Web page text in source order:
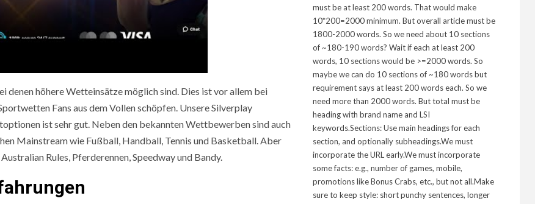
höhere Wetteinsätze möglich sind. Dies ist vor allem bei
Fans aus dem Vollen schöpfen. Unsere Silverplay
ist sehr gut. Neben den bekannten Wettbewerben sind auch
Mainstream wie Fußball, Handball, Tennis und Basketball. Aber
Rules, Pferderennen, Speedway und Bandy.
must be at least 200 words. That would make
10*200=2000 minimum. But overall article must be
1800-2000 words. So we need about 10 sections
of ~180-190 words? Wait if each at least 200
words, 10 sections would be >=2000 words. So
maybe we can do 10 sections of ~180 words but
requirement says at least 200 words each. So we
need more than 2000 words. But total must be
heading with brand name and LSI
keywords.Sections: Use main headings for each
section, and optionally subheadings.We must
incorporate the URL early.We must incorporate
some facts: e.g., number of games, mobile,
promotions like Bonus Crabs, etc., but not all.Make
sure to keep style: short punchy sentences, longer